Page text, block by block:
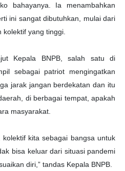
bahayanya. Ia menambahkan
ini sangat dibutuhkan, mulai dari
yang tinggi.
Kepala BNPB, salah satu di
sebagai patriot mengingatkan
jarak jangan berdekatan dan itu
di berbagai tempat, apakah
masyarakat.
kita sebagai bangsa untuk
bisa keluar dari situasi pandemi
diri,” tandas Kepala BNPB.